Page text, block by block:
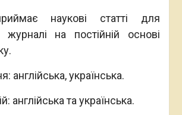
наукові статті для
журналі на постійній основі
англійська, українська.
англійська та українська.